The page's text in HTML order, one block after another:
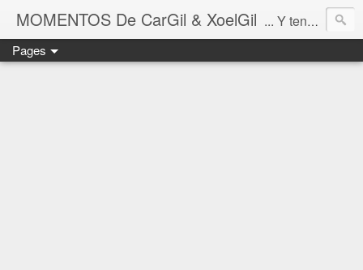
MOMENTOS De CarGil & XoelGil ... Y tengan cuidado ahí fuera, por favor.
Pages